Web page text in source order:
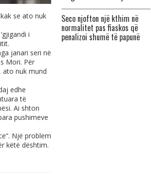
se ato nuk
i
janari seri në
Mori. Për
ato nuk mund
edhe
të
Ai shton
pushimeve
Një problem
këtë dështim.
Seco njofton një kthim në
normalitet pas fiaskos që
penalizoi shumë të papunë